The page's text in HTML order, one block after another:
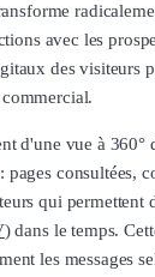
avec les
des visiteurs
d'une vue à 360°
pages consultées,
qui permettent
) dans le temps.
les messages